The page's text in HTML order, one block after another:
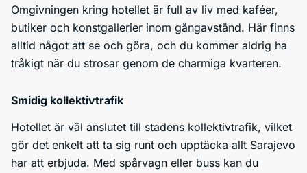
Omgivningen kring hotellet är full av liv med kaféer,
butiker och konstgallerier inom gångavstånd. Här finns
alltid något att se och göra, och du kommer aldrig ha
tråkigt när du strosar genom de charmiga kvarteren.
Smidig kollektivtrafik
Hotellet är väl anslutet till stadens kollektivtrafik, vilket
gör det enkelt att ta sig runt och upptäcka allt Sarajevo
har att erbjuda. Med spårvagn eller buss kan du